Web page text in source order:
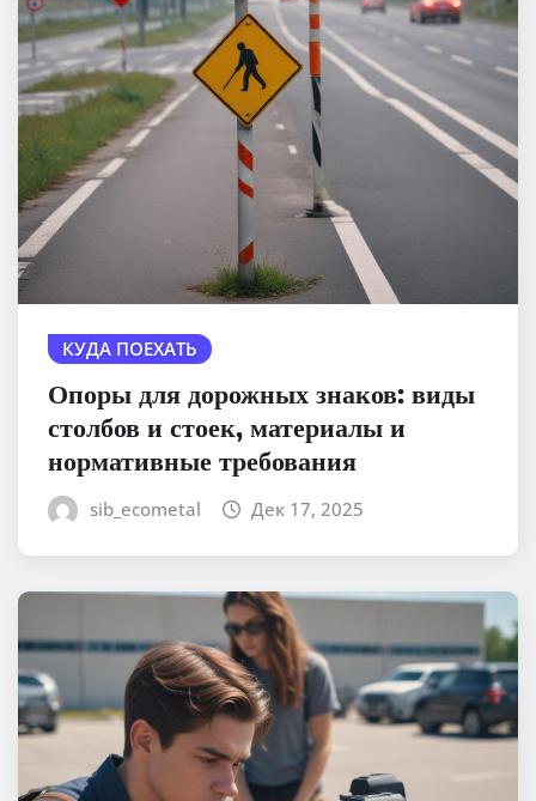
КУДА ПОЕХАТЬ
Опоры для дорожных знаков: виды
столбов и стоек, материалы и
нормативные требования
sib_ecometal Дек 17, 2025